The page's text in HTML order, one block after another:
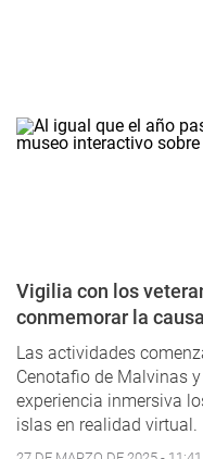
Vigilia con los
conmemorar la
Las actividades
Cenotafio de Malvinas
experiencia inmersiva
islas en realidad virtual.